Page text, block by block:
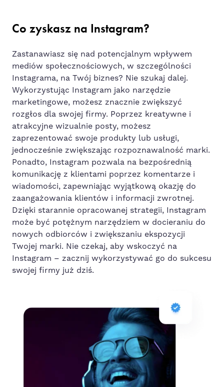
Co zyskasz na Instagram?
Zastanawiasz się nad potencjalnym wpływem
mediów społecznościowych, w szczególności
Instagrama, na Twój biznes? Nie szukaj dalej.
Wykorzystując Instagram jako narzędzie
marketingowe, możesz znacznie zwiększyć
rozgłos dla swojej firmy. Poprzez kreatywne i
atrakcyjne wizualnie posty, możesz
zaprezentować swoje produkty lub usługi,
jednocześnie zwiększając rozpoznawalność marki.
Ponadto, Instagram pozwala na bezpośrednią
komunikację z klientami poprzez komentarze i
wiadomości, zapewniając wyjątkową okazję do
zaangażowania klientów i informacji zwrotnej.
Dzięki starannie opracowanej strategii, Instagram
może być potężnym narzędziem w docieraniu do
nowych odbiorców i zwiększaniu ekspozycji
Twojej marki. Nie czekaj, aby wskoczyć na
Instagram – zacznij wykorzystywać go do sukcesu
swojej firmy już dziś.